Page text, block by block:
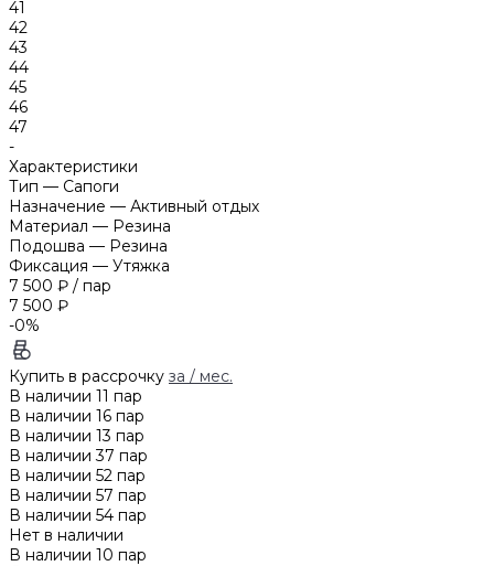
41
42
43
44
45
46
47
-
Характеристики
Тип — Сапоги
Назначение — Активный отдых
Материал — Резина
Подошва — Резина
Фиксация — Утяжка
7 500 ₽ / пар
7 500 ₽
-0%
Купить в рассрочку за / мес.
В наличии 11 пар
В наличии 16 пар
В наличии 13 пар
В наличии 37 пар
В наличии 52 пар
В наличии 57 пар
В наличии 54 пар
Нет в наличии
В наличии 10 пар